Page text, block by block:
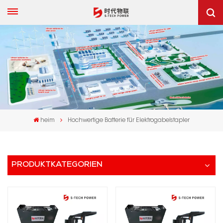
heim Hochwertige Batterie für Elektrogabelstapler
PRODUKTKATEGORIEN